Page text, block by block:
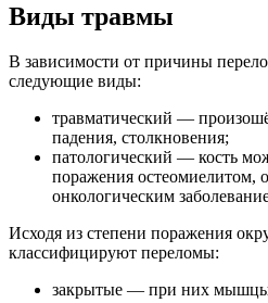
Виды травмы
В зависимости от причины
следующие виды:
травматический —
падения, столкновения;
патологический — кость
поражения остеомиелитом,
онкологическим
Исходя из степени поражения
классифицируют переломы:
закрытые — при них мышцы